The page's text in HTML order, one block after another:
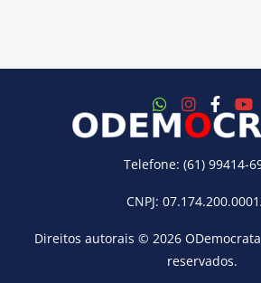
Telefone: (61) 99414-
CNPJ:
Direitos autorais © 2026 ODemocrata
reservados.